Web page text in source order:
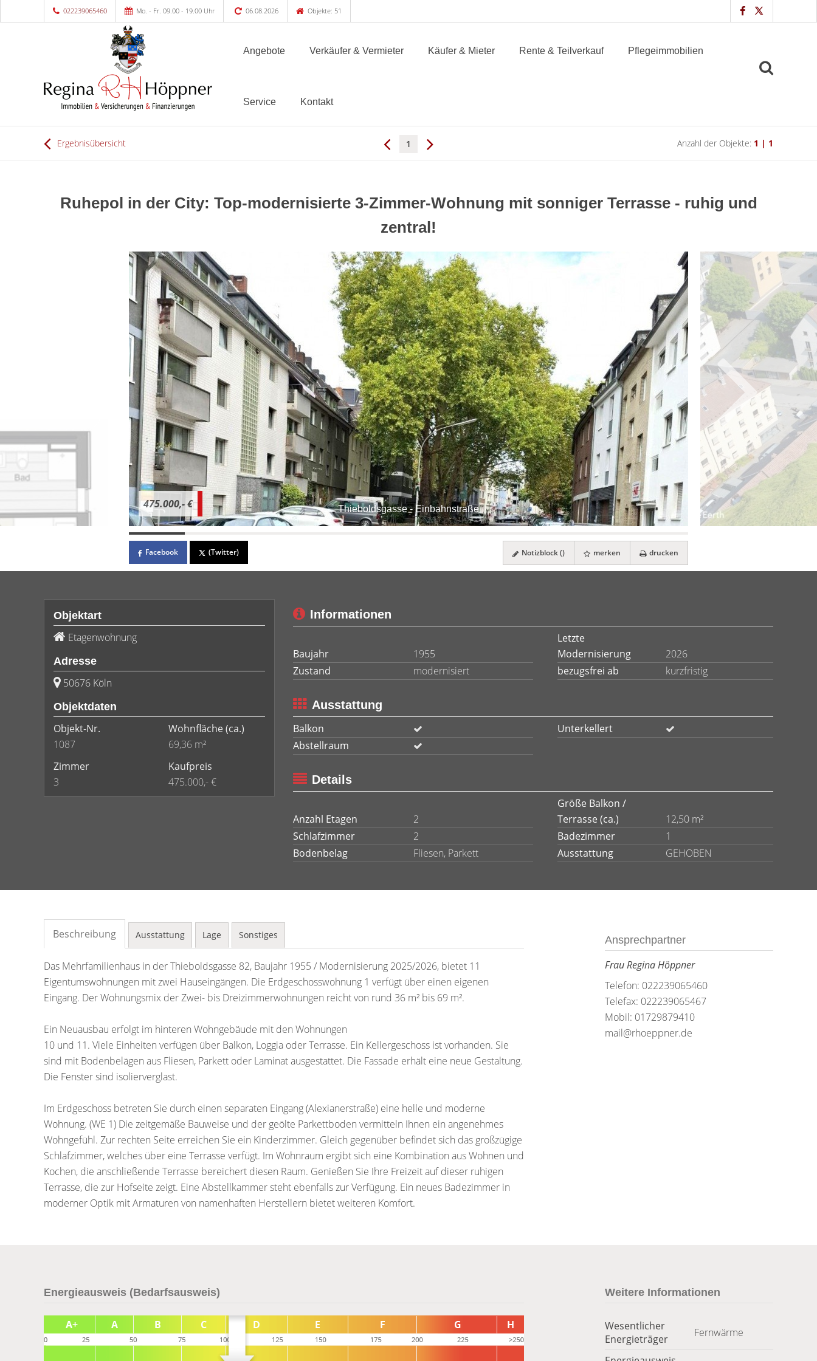
022239065460 Mo. - Fr. 09.00 - 19.00 Uhr 06.08.2026 Objekte: 51
Angebote Verkäufer & Vermieter Käufer & Mieter Rente & Teilverkauf Pflegeimmobilien
Service Kontakt
Ergebnisübersicht 1 Anzahl der Objekte: 1 | 1
Ruhepol in der City: Top-modernisierte 3-Zimmer-Wohnung mit sonniger Terrasse - ruhig und
zentral!
Thieboldsgasse - Einbahnstraße
475.000,- €
Facebook (Twitter) Notizblock () merken drucken
Objektart
Etagenwohnung
Adresse
50676 Köln
Objektdaten
Objekt-Nr.
1087
Wohnfläche (ca.)
69,36 m²
Zimmer
3
Kaufpreis
475.000,- €
Informationen
Baujahr 1955
Letzte
Modernisierung
2026
Zustand
modernisiert bezugsfrei ab kurzfristig
Ausstattung
Balkon
Unterkellert
Abstellraum
Details
Anzahl Etagen 2
Größe Balkon /
Terrasse (ca.)
12,50 m²
Schlafzimmer
2 Badezimmer
1
Bodenbelag
Fliesen, Parkett Ausstattung GEHOBEN
Beschreibung Ausstattung Lage Sonstiges
Das Mehrfamilienhaus in der Thieboldsgasse 82, Baujahr 1955 / Modernisierung 2025/2026, bietet 11
Eigentumswohnungen mit zwei Hauseingängen. Die Erdgeschosswohnung 1 verfügt über einen eigenen
Eingang. Der Wohnungsmix der Zwei- bis Dreizimmerwohnungen reicht von rund 36 m² bis 69 m².
Ein Neuausbau erfolgt im hinteren Wohngebäude mit den Wohnungen
10 und 11. Viele Einheiten verfügen über Balkon, Loggia oder Terrasse. Ein Kellergeschoss ist vorhanden. Sie
sind mit Bodenbelägen aus Fliesen, Parkett oder Laminat ausgestattet. Die Fassade erhält eine neue Gestaltung.
Die Fenster sind isolierverglast.
Im Erdgeschoss betreten Sie durch einen separaten Eingang (Alexianerstraße) eine helle und moderne
Wohnung. (WE 1) Die zeitgemäße Bauweise und der geölte Parkettboden vermitteln Ihnen ein angenehmes
Wohngefühl. Zur rechten Seite erreichen Sie ein Kinderzimmer. Gleich gegenüber befindet sich das großzügige
Schlafzimmer, welches über eine Terrasse verfügt. Im Wohnraum ergibt sich eine Kombination aus Wohnen und
Kochen, die anschließende Terrasse bereichert diesen Raum. Genießen Sie Ihre Freizeit auf dieser ruhigen
Terrasse, die zur Hofseite zeigt. Eine Abstellkammer steht ebenfalls zur Verfügung. Ein neues Badezimmer in
moderner Optik mit Armaturen von namenhaften Herstellern bietet weiteren Komfort.
Ansprechpartner
Frau Regina Höppner
Telefon: 022239065460
Telefax: 022239065467
Mobil: 01729879410
mail@rhoeppner.de
Energieausweis (Bedarfsausweis) Weitere Informationen
Wesentlicher
Energieträger
Fernwärme